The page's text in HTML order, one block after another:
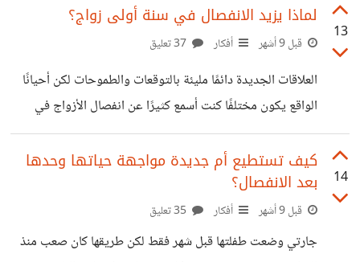
تخلت عن مسؤولياتها لا يُسأل أحد عن الألم الذي عاشته أو حجم
الخسائر التي دفعتها قبل أن تُقدم على تلك الخطوة بل يُحاصرها
هي آخر من يتمناها مثال واقعي يتكرر كل يوم إحدى النساء
تزوجت صغيرة السن من رجل أحبته
13
لماذا يزيد الانفصال في سنة أولى زواج؟
قبل 9 أشهر أفكار
العلاقات الجديدة دائمًا مليئة بالتوقعات والطموحات لكن أحيانًا
الواقع يكون مختلفًا كنت أسمع كثيرًا عن انفصال الأزواج في
السنة الأولى صديقة لي تزوجت حديثًا وكانت متحمسة للعيش
مع زوجها لكنه سريع الغضب ويميل للانعزال عند أي خلاف بينما
هي كانت حساسة جدًا وتحتاج للاهتمام والكلمة الطيبة يوميًا في
البداية كانت الأمور هادئة لكن مع مرور الوقت صارت أي خلاف
صغير تتضخم وأي تصرف بسيط يتحول لمشكلة كبيرة كل طرف
14
كيف تستطيع أم جديدة مواجهة حياتها وحدها
بعد الانفصال؟
قبل 9 أشهر أفكار
جارتي وضعت طفلتها قبل شهر فقط لكن طريقها كان صعب منذ